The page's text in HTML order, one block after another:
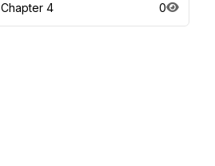
Chapter 4 0